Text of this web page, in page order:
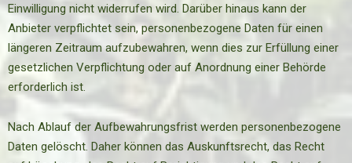
Einwilligung nicht widerrufen wird. Darüber hinaus kann der
Anbieter verpflichtet sein, personenbezogene Daten für einen
längeren Zeitraum aufzubewahren, wenn dies zur Erfüllung einer
gesetzlichen Verpflichtung oder auf Anordnung einer Behörde
erforderlich ist.
Nach Ablauf der Aufbewahrungsfrist werden personenbezogene
Daten gelöscht. Daher können das Auskunftsrecht, das Recht